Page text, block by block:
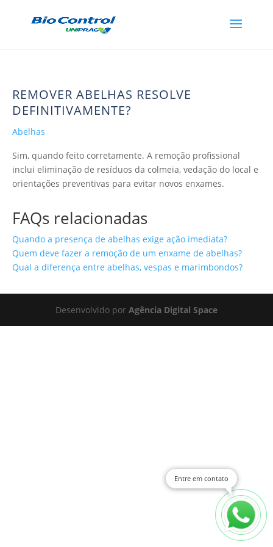
REMOVER ABELHAS RESOLVE
DEFINITIVAMENTE?
Abelhas
Sim, quando feito corretamente. A remoção profissional
inclui eliminação de resíduos da colmeia, vedação do local e
orientações preventivas para evitar novos enxames.
FAQs relacionadas
Quando a presença de abelhas exige ação imediata?
Quem deve fazer a remoção de um enxame de abelhas?
Qual a diferença entre abelhas, vespas e marimbondos?
Desenvolvido por Agência Digital Space
Entre em contato